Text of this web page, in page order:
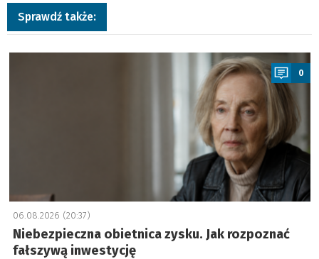
Sprawdź także:
a
0
06.08.2026 (20:37)
Niebezpieczna obietnica zysku. Jak rozpoznać
fałszywą inwestycję